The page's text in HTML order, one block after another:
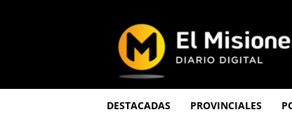
Misionero
DESTACADAS PROVINCIALES